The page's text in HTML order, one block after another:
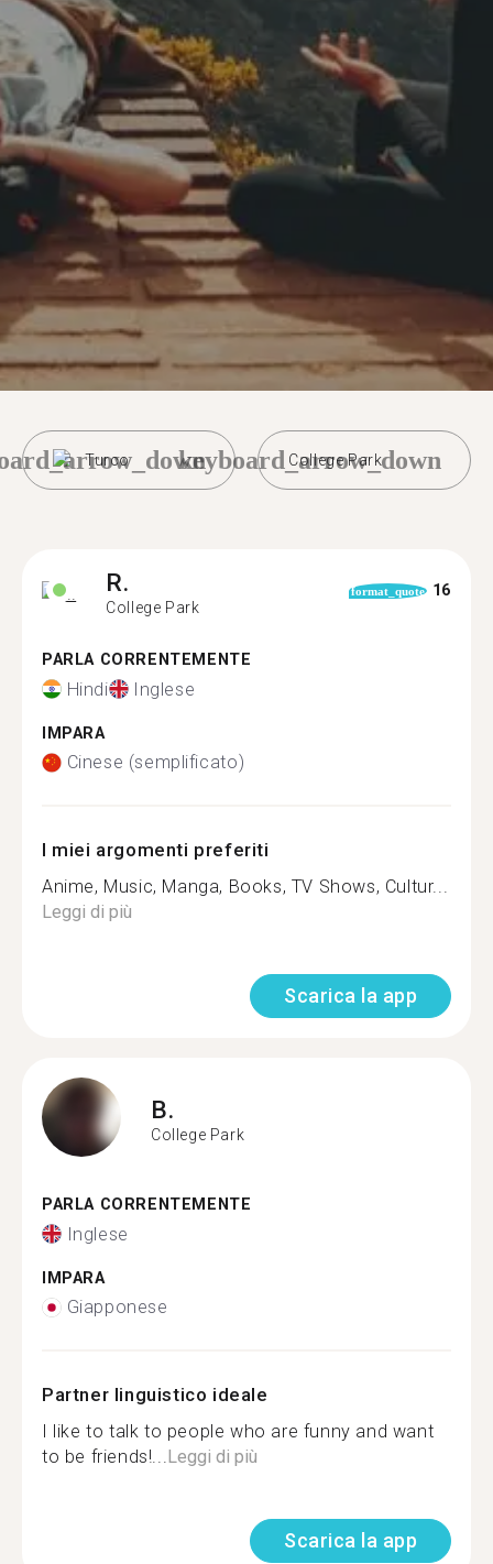
Turco College Park
keyboard_arrow_down
R.
College Park
format_quote 16
PARLA CORRENTEMENTE
Hindi Inglese
IMPARA
Cinese (semplificato)
I miei argomenti preferiti
Anime, Music, Manga, Books, TV Shows, Cultur...
Leggi di più
Scarica la app
B.
College Park
PARLA CORRENTEMENTE
Inglese
IMPARA
Giapponese
Partner linguistico ideale
I like to talk to people who are funny and want
to be friends!...Leggi di più
Scarica la app